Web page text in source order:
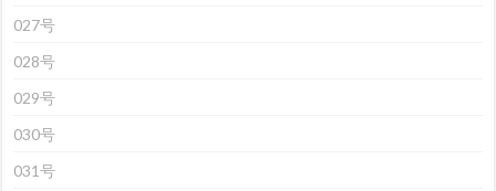
027号
028号
029号
030号
031号